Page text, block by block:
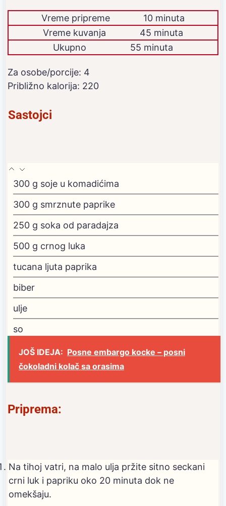
Vreme pripreme
10 minuta
Vreme kuvanja
45 minuta
Ukupno
55 minuta
Za osobe/porcije: 4
Približno kalorija: 220
Sastojci
300 g soje u komadićima
300 g smrznute paprike
250 g soka od paradajza
500 g crnog luka
tucana ljuta paprika
biber
ulje
so
JOŠ IDEJA: Posne embargo kocke – posni
čokoladni kolač sa orasima
Priprema:
Na tihoj vatri, na malo ulja pržite sitno seckani
crni luk i papriku oko 20 minuta dok ne
omekšaju.